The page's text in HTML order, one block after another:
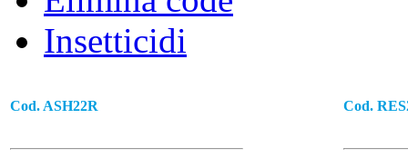
Insetticidi
Cod. ASH22R Cod.